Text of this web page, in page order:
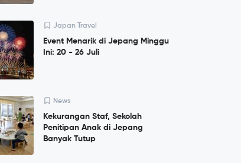
Japan Travel
Event Menarik di Jepang Minggu
Ini: 20 - 26 Juli
News
Kekurangan Staf, Sekolah
Penitipan Anak di Jepang
Banyak Tutup